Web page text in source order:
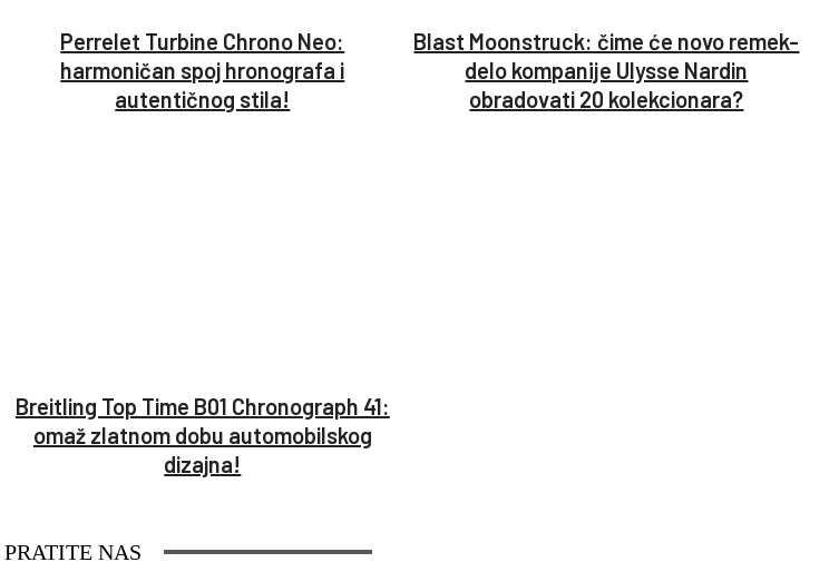
Perrelet Turbine Chrono Neo:
harmoničan spoj hronografa i
autentičnog stila!
Blast Moonstruck: čime će novo remek-
delo kompanije Ulysse Nardin
obradovati 20 kolekcionara?
Breitling Top Time B01 Chronograph 41:
omaž zlatnom dobu automobilskog
dizajna!
PRATITE NAS